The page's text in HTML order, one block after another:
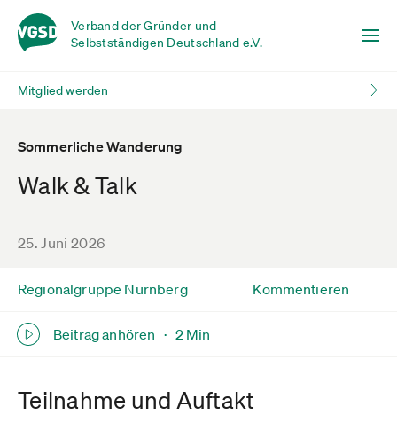
Verband der Gründer und
Selbstständigen Deutschland e.V.
Mitglied werden
Sommerliche Wanderung
Walk & Talk
25. Juni 2026
Regionalgruppe Nürnberg
Beitrag anhören · 2 Min
Kommentieren
Teilnahme und Auftakt